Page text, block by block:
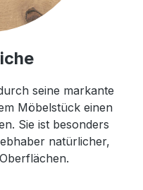
seine markante
Möbelstück einen
Sie ist besonders
natürlicher,